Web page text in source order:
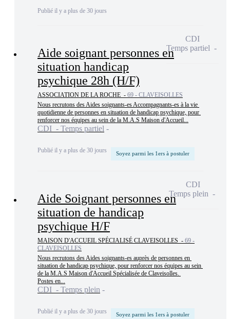
Publié il y a plus de 30 jours
Aide soignant personnes en
situation handicap
psychique 28h (H/F)
ASSOCIATION DE LA ROCHE - 69 - CLAVEISOLLES
Nous recrutons des Aides soignants-es Accompagnants-es à la vie
quotidienne de personnes en situation de handicap psychique, pour
renforcer nos équipes au sein de la M.A.S Maison d'Accueil...
CDI - Temps partiel
Publié il y a plus de 30 jours Soyez parmi les 1ers à postuler
CDI
Temps partiel
Aide Soignant personnes en
situation de handicap
psychique H/F
MAISON D'ACCUEIL SPÉCIALISÉ CLAVEISOLLES - 69 -
CLAVEISOLLES
Nous recrutons des Aides soignants-es auprès de personnes en
situation de handicap psychique, pour renforcer nos équipes au sein
de la M.A.S Maison d'Accueil Spécialisée de Claveisolles.
Postes en...
CDI - Temps plein
Publié il y a plus de 30 jours Soyez parmi les 1ers à postuler
CDI
Temps plein